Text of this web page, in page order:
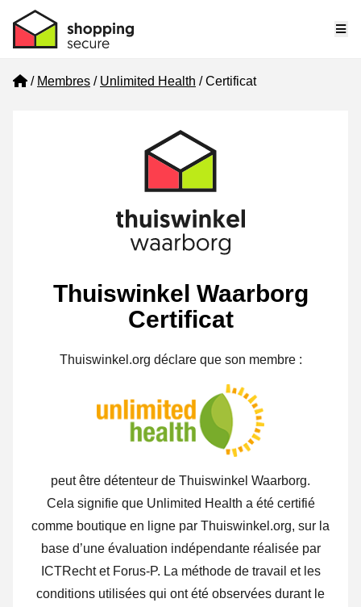
Home
Membres Unlimited Health Certificat
Thuiswinkel Waarborg
Certificat
Thuiswinkel.org déclare que son membre :
peut être détenteur de Thuiswinkel Waarborg.
Cela signifie que Unlimited Health a été certifié
comme boutique en ligne par Thuiswinkel.org, sur la
base d’une évaluation indépendante réalisée par
ICTRecht et Forus-P. La méthode de travail et les
conditions utilisées qui ont été observées durant le